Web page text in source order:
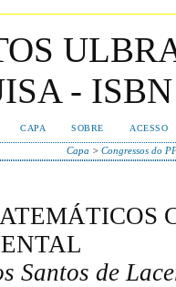
-
CAPA SOBRE ACESSO
Capa > Congressos do
Santos de